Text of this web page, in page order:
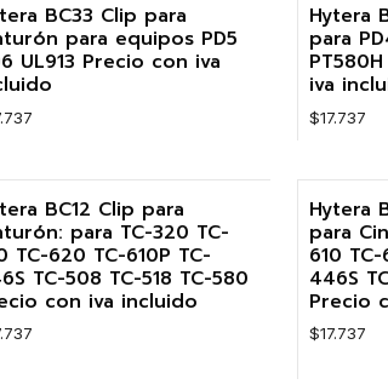
BC33 Clip para
para equipos PD5
UL913 Precio con iva
Hytera
para
iva
$17.737
BC12 Clip para
para TC-320 TC-
TC-620 TC-610P TC-
TC-508 TC-518 TC-580
con iva incluido
Hytera
para
610
446S
Precio
$17.737